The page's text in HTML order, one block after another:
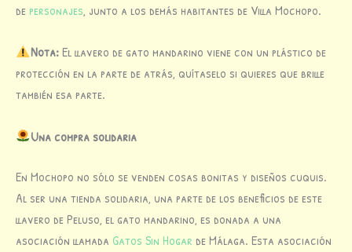
de personajes, junto a los demás habitantes de Villa Mochopo.
Nota:El llavero de gato mandarino viene con un plástico de
protección en la parte de atrás, quítaselo si quieres que brille
también esa parte.
Una compra solidaria
En Mochopo no sólo se venden cosas bonitas y diseños cuquis.
Al ser una tienda solidaria, una parte de los beneficios de este
llavero de Peluso, el gato mandarino, es donada a una
asociación llamada Gatos Sin Hogar de Málaga. Esta asociación